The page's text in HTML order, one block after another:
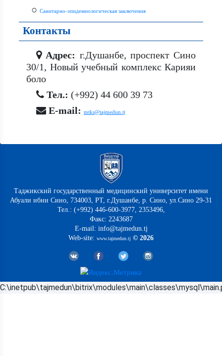
○ Санитарно-эпидемиологическая заключения
Контакты
Адрес: г.Душанбе, проспект Сино
30/1, Новый учебный комплекс Карияи
боло
Тел.: (+992) 44 600 39 73
E-mail: mtks@tajmedun.tj
Таджикский государственный медицинский университет имени
Абуали ибни Сино, 734003, РТ, г.Душанбе, р. Сино, ул.Сино 29-31
Тел.: (+992) 446-600-3977, 2353496,
Факс: 2243687
E-mail: info@tajmedun.tj
Web-site: www.tajmedun.tj © 2026